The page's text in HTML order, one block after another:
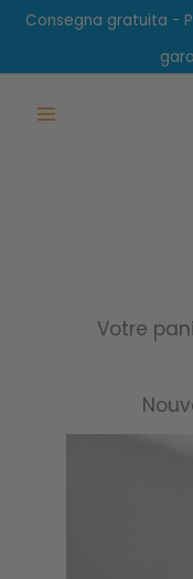
Vai
contenuto
Consegna gratuita -
Votre